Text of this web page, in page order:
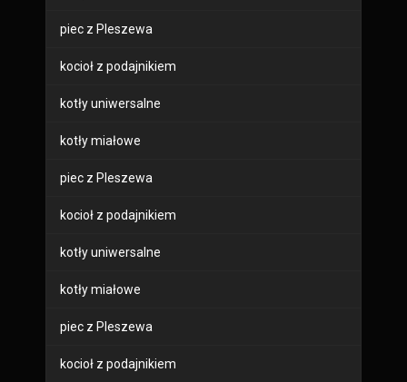
piec z Pleszewa
kocioł z podajnikiem
kotły uniwersalne
kotły miałowe
piec z Pleszewa
kocioł z podajnikiem
kotły uniwersalne
kotły miałowe
piec z Pleszewa
kocioł z podajnikiem